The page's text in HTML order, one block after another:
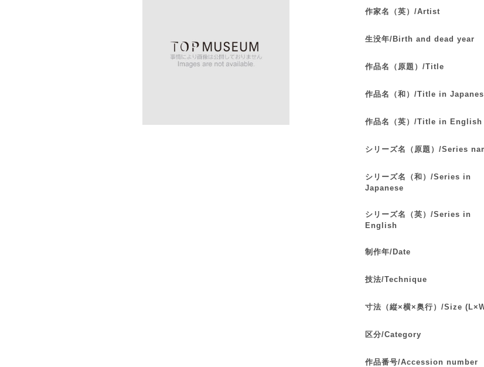
作家名（英）/Artist
生没年/Birth and dead year
作品名（原題）/Title
作品名（和）/Title in
作品名（英）/Title in English
シリーズ名（原題）/Series
シリーズ名（和）/Series in
Japanese
シリーズ名（英）/Series in
English
制作年/Date
技法/Technique
寸法（縦×横×奥行）/Size
区分/Category
作品番号/Accession number